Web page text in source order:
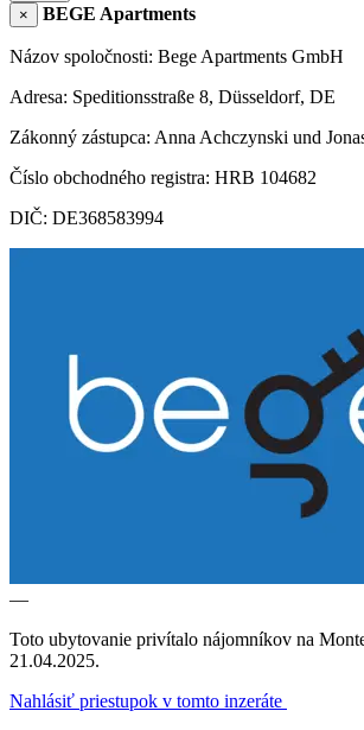
×
BEGE Apartments
Názov spoločnosti: Bege Apartments GmbH
Adresa: Speditionsstraße 8, Düsseldorf, DE
Zákonný zástupca: Anna Achczynski und
Číslo obchodného registra: HRB 104682
DIČ: DE368583994
—
Toto ubytovanie privítalo nájomníkov na
21.04.2025.
Nahlásiť priestupok v tomto inzeráte